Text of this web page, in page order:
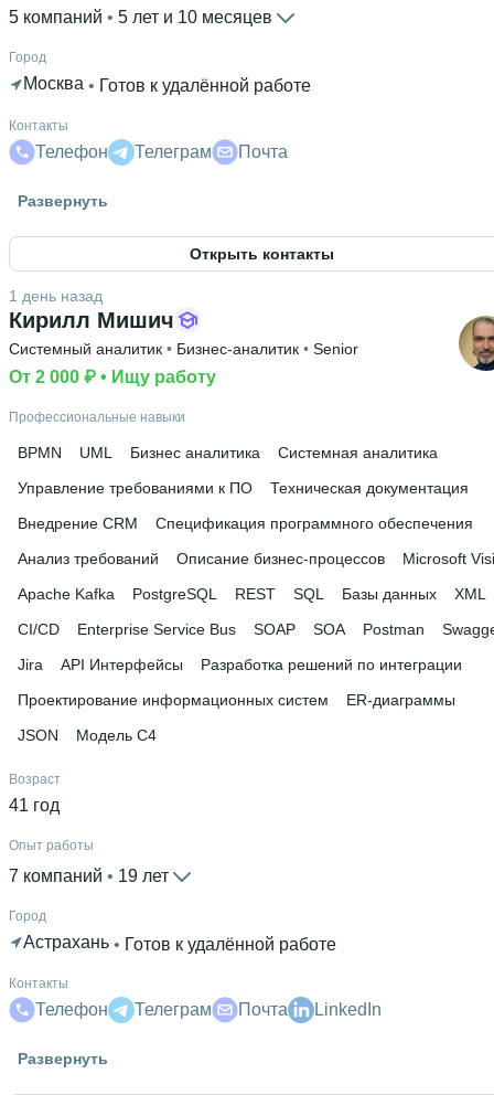
5 компаний 5 лет и 10 месяцев
Город
Москва • Готов к удалённой работе
Контакты
Телефон Телеграм Почта
Высшее образование
РАНХиГС • Институт государственной службы и
• 2 года и 6 месяцев
Ещё 1 в профиле
Развернуть
Открыть контакты
Кирилл Мишич
1 день назад
Системный аналитик • Бизнес-аналитик • Senior
От 2 000 ₽ • Ищу работу
Профессиональные навыки
BPMN UML Бизнес аналитика
Системная аналитика
Управление требованиями к ПО
Техническая документация
Внедрение CRM
Спецификация программного обеспечения
Анализ требований
Описание бизнес-процессов
Microsoft
Apache Kafka
PostgreSQL REST SQL Базы данных
XML
CI/CD
Enterprise Service Bus SOAP SOA Postman
Jira
API Интерфейсы
Разработка решений по интеграции
Проектирование информационных систем
ER-диаграммы
JSON
Модель C4
Возраст
41 год
Опыт работы
7 компаний 19 лет
Город
Астрахань • Готов к удалённой работе
Контакты
Телефон Телеграм Почта LinkedIn
Гражданство
Развернуть